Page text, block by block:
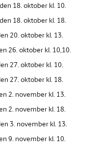
18. oktober kl. 10.
18. oktober kl. 18.
20. oktober kl. 13.
26. oktober kl. 10,10.
27. oktober kl. 10.
27. oktober kl. 18.
2. november kl. 13.
2. november kl. 18.
3. november kl. 13.
9. november kl. 10.